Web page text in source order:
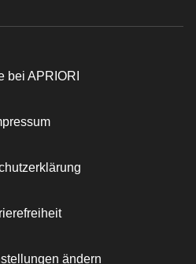
bei APRIORI
ändern